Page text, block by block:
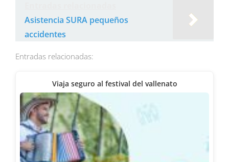
Asistencia SURA pequeños
accidentes
Entradas relacionadas:
Viaja seguro al festival del vallenato